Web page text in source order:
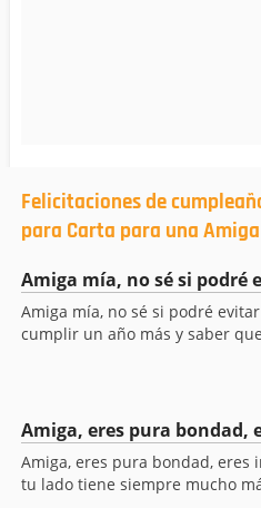
Felicitaciones de
para Carta para una
Amiga mía, no sé si podré
Amiga mía, no sé si podré
cumplir un año más y saber
Amiga, eres pura bondad,
Amiga, eres pura bondad, eres
tu lado tiene siempre mucho